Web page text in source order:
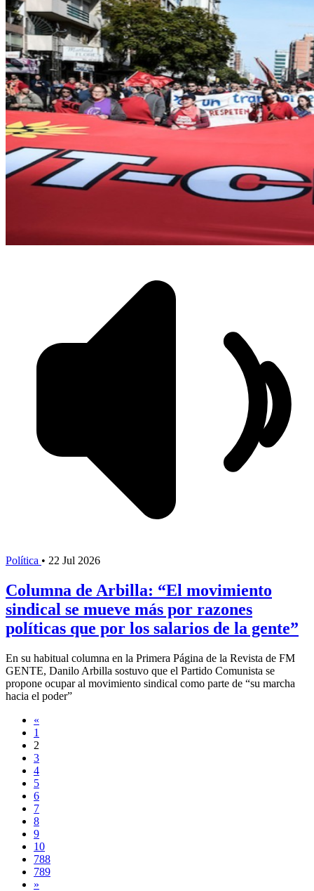
Política • 22 Jul 2026
Columna de Arbilla: “El movimiento
sindical se mueve más por razones
políticas que por los salarios de la gente”
En su habitual columna en la Primera Página de la Revista de FM
GENTE, Danilo Arbilla sostuvo que el Partido Comunista se
propone ocupar al movimiento sindical como parte de “su marcha
hacia el poder”
«
1
2
3
4
5
6
7
8
9
10
788
789
»